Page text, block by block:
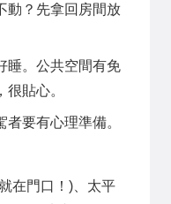
動？先拿回房間放
睡。公共空間有免
貼心。
要有心理準備。
在門口！)、太平